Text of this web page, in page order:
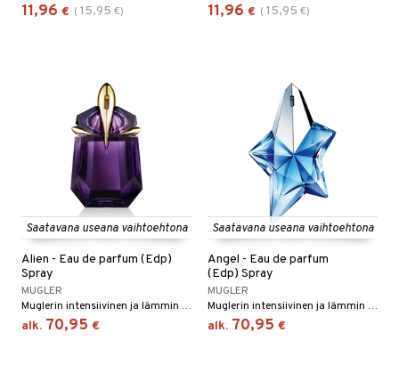
11,96 € ( 15,95 €) 11,96 € ( 15,95 €)
Saatavana useana vaihtoehtona
Alien - Eau de parfum (Edp)
Spray
MUGLER
Muglerin intensiivinen ja lämmin eau de parfum
alk. 70,95 €
Saatavana useana vaihtoehtona
Angel - Eau de parfum
(Edp) Spray
MUGLER
Muglerin intensiivinen ja lämmin eau de parfum
alk. 70,95 €